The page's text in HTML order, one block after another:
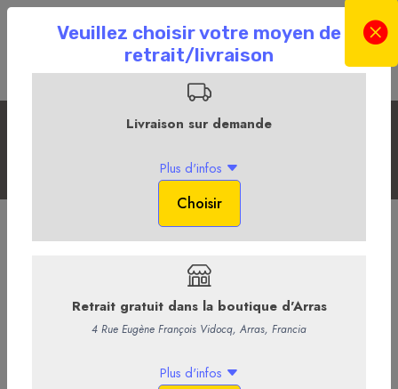
Les Sans Alcool
La Boutique en ligne La Cave